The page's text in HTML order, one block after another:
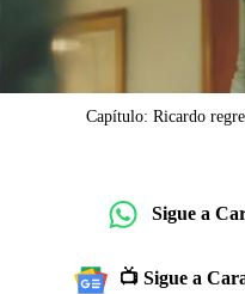
Capítulo: Ricardo
Sigue a
📺 Sigue a